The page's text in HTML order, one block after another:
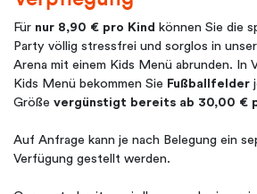
Für nur 8,90 € pro Kind können Sie die
Party völlig stressfrei und sorglos in
Arena mit einem Kids Menü abrunden. In
Kids Menü bekommen Sie Fußballfelder
Größe vergünstigt bereits ab 30,00 €
Auf Anfrage kann je nach Belegung ein
Verfügung gestellt werden.